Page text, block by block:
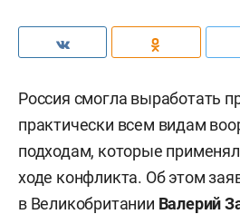
Россия смогла выработать
практически всем видам
подходам, которые
ходе конфликта. Об этом
в Великобритании Валерий